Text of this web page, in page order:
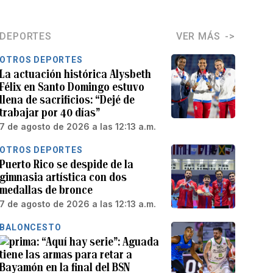
DEPORTES VER MÁS
OTROS DEPORTES
La actuación histórica Alysbeth
Félix en Santo Domingo estuvo
llena de sacrificios: “Dejé de
trabajar por 40 días”
7 de agosto de 2026 a las 12:13 a.m.
OTROS DEPORTES
Puerto Rico se despide de la
gimnasia artística con dos
medallas de bronce
7 de agosto de 2026 a las 12:13 a.m.
BALONCESTO
“Aquí hay serie”: Aguada
tiene las armas para retar a
Bayamón en la final del BSN